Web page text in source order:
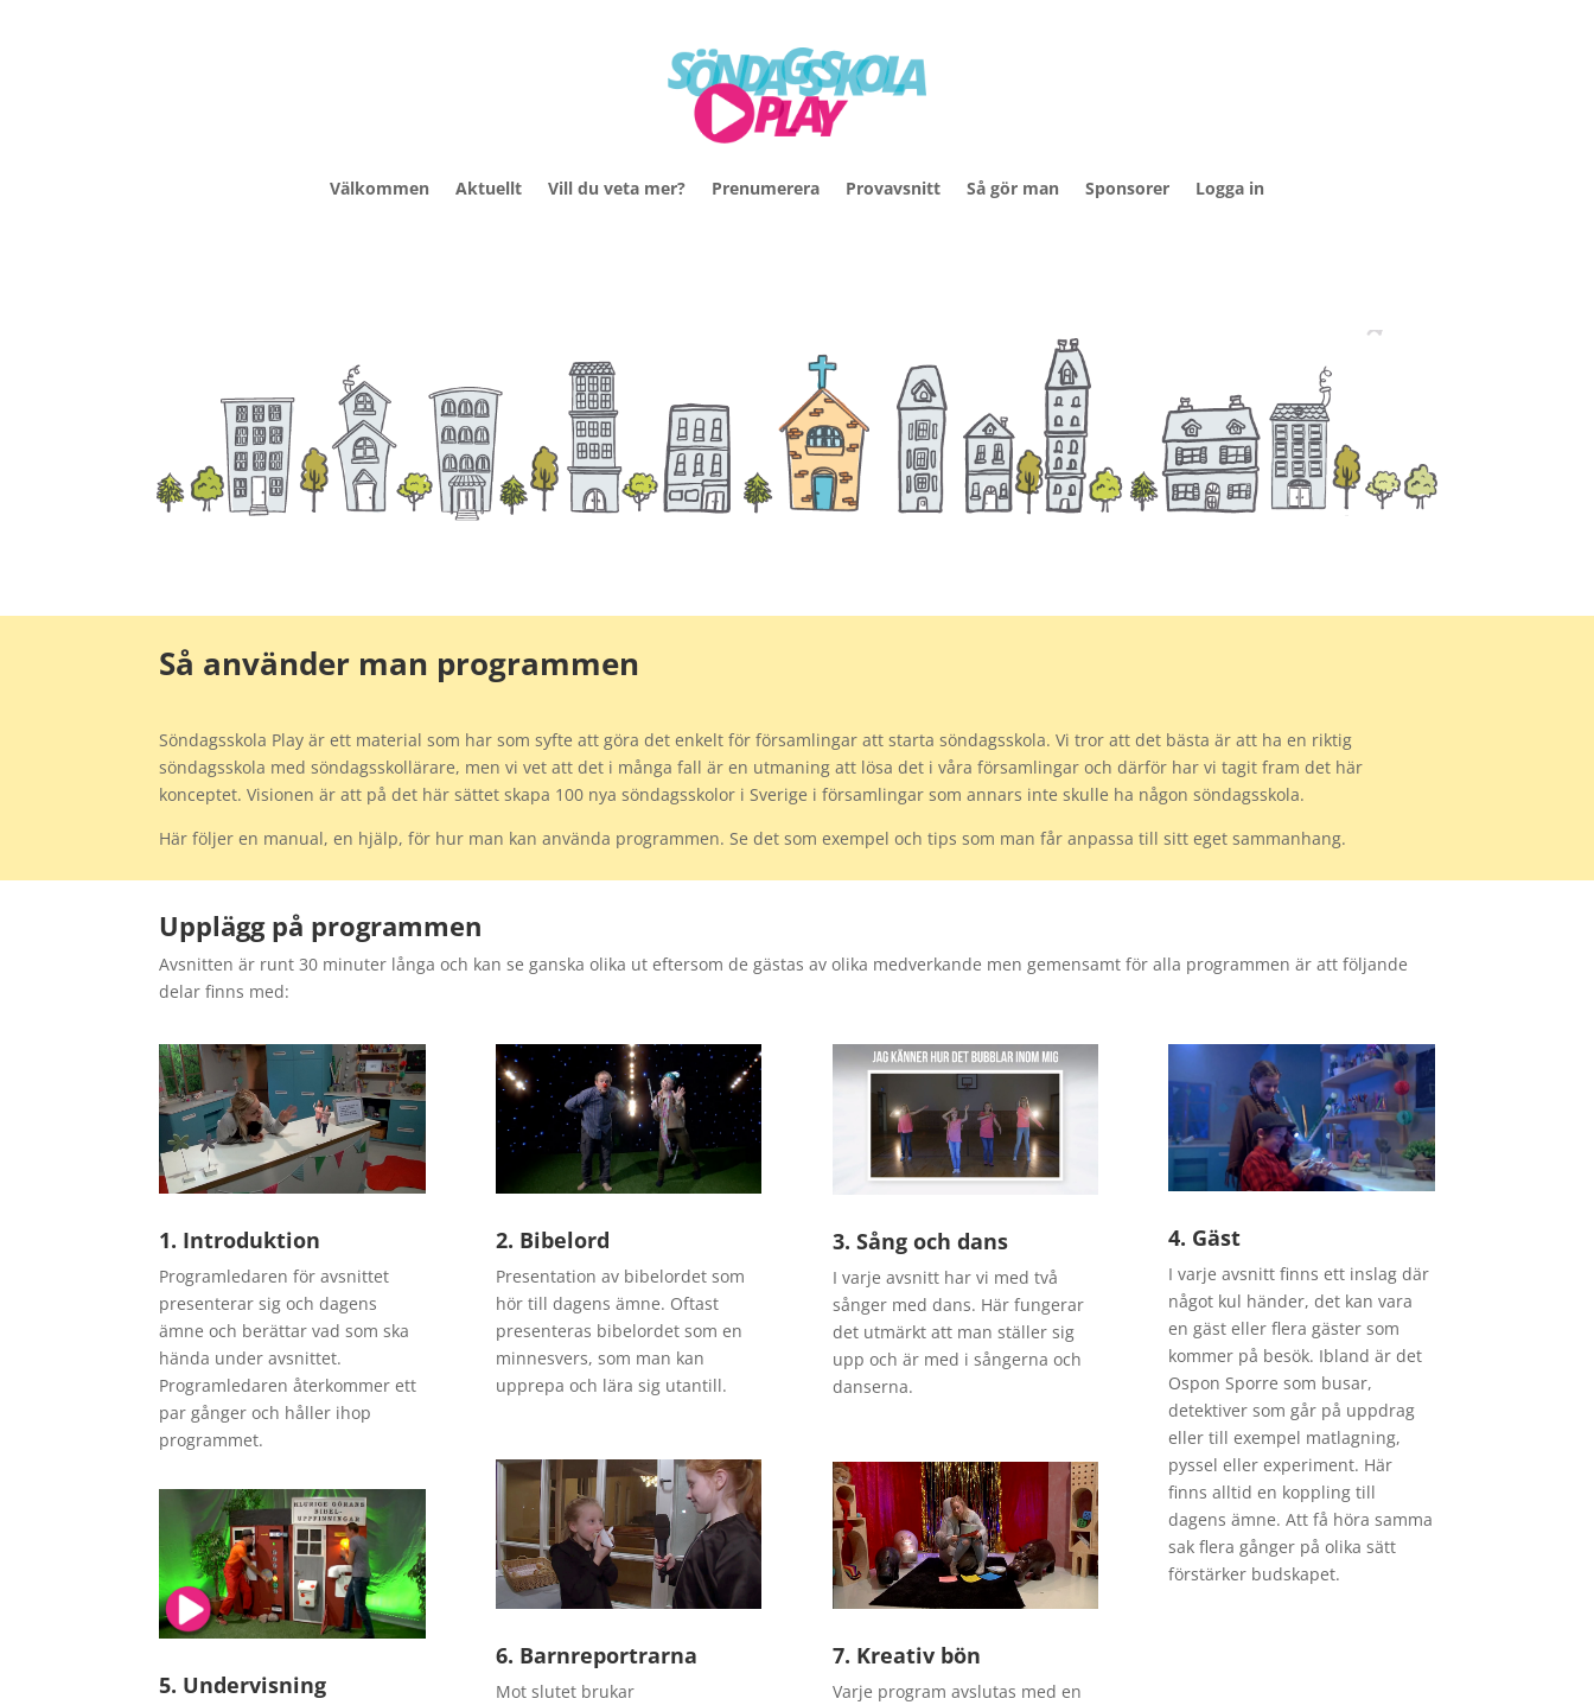
Välkommen Aktuellt Vill du veta mer? Prenumerera Provavsnitt Så gör man Sponsorer Logga in
Så använder man programmen
Söndagsskola Play är ett material som har som syfte att göra det enkelt för församlingar att starta söndagsskola. Vi tror att det bästa är att ha en riktig
söndagsskola med söndagsskollärare, men vi vet att det i många fall är en utmaning att lösa det i våra församlingar och därför har vi tagit fram det här
konceptet. Visionen är att på det här sättet skapa 100 nya söndagsskolor i Sverige i församlingar som annars inte skulle ha någon söndagsskola.
Här följer en manual, en hjälp, för hur man kan använda programmen. Se det som exempel och tips som man får anpassa till sitt eget sammanhang.
Upplägg på programmen
Avsnitten är runt 30 minuter långa och kan se ganska olika ut eftersom de gästas av olika medverkande men gemensamt för alla programmen är att följande
delar finns med:
1. Introduktion
Programledaren för avsnittet
presenterar sig och dagens
ämne och berättar vad som ska
hända under avsnittet.
Programledaren återkommer ett
par gånger och håller ihop
programmet.
5. Undervisning
2. Bibelord
Presentation av bibelordet som
hör till dagens ämne. Oftast
presenteras bibelordet som en
minnesvers, som man kan
upprepa och lära sig utantill.
6. Barnreportrarna
Mot slutet brukar
3. Sång och dans
I varje avsnitt har vi med två
sånger med dans. Här fungerar
det utmärkt att man ställer sig
upp och är med i sångerna och
danserna.
7. Kreativ bön
Varje program avslutas med en
4. Gäst
I varje avsnitt finns ett inslag där
något kul händer, det kan vara
en gäst eller flera gäster som
kommer på besök. Ibland är det
Ospon Sporre som busar,
detektiver som går på uppdrag
eller till exempel matlagning,
pyssel eller experiment. Här
finns alltid en koppling till
dagens ämne. Att få höra samma
sak flera gånger på olika sätt
förstärker budskapet.